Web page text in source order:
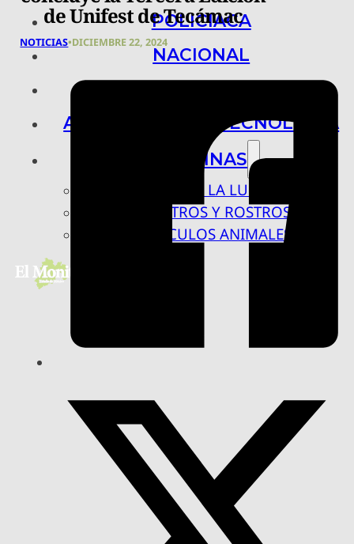
POLICIACA
NACIONAL
ARTE, CIENCIA Y TECNOLOGÍA
COLUMNAS
BAJO LA LUPA
RASTROS Y ROSTROS
VÍNCULOS ANIMALES
de Unifest de Tecámac
NOTICIAS•DICIEMBRE 22, 2024